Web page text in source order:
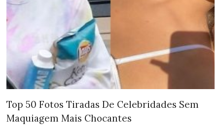
Top 50 Fotos Tiradas De Celebridades Sem
Maquiagem Mais Chocantes